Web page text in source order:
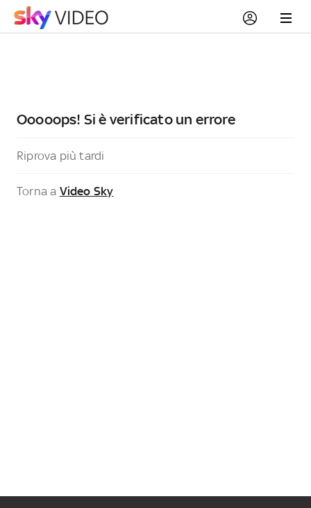
Ooooops! Si è verificato un errore
Riprova più tardi
Torna a Video Sky